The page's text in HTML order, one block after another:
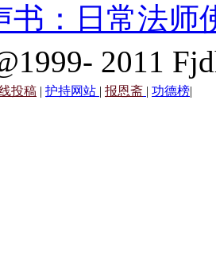
书：日常法师
2011
投稿 | 护持网站 | 报恩斋 | 功德榜|